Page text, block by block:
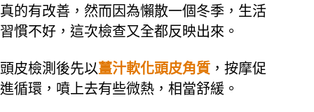
真的有改善，然而因為懶散一個冬季，生活
習慣不好，這次檢查又全都反映出來。
頭皮檢測後先以薑汁軟化頭皮角質 ，按摩促
進循環，噴上去有些微熱，相當舒緩。